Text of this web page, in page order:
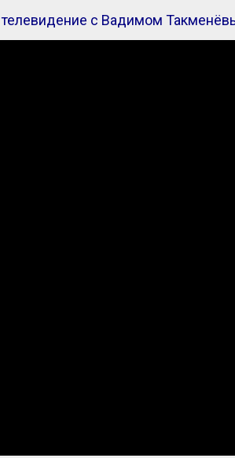
телевидение с Вадимом